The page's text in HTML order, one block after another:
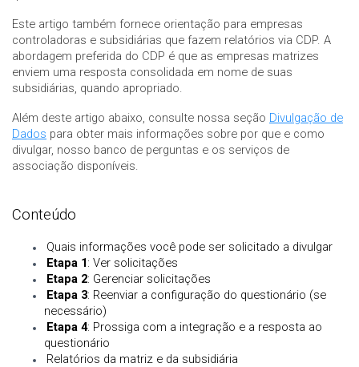
Este artigo também fornece orientação para empresas
controladoras e subsidiárias que fazem relatórios via CDP. A
abordagem preferida do CDP é que as empresas matrizes
enviem uma resposta consolidada em nome de suas
subsidiárias, quando apropriado.
Além deste artigo abaixo, consulte nossa seção Divulgação de
Dados para obter mais informações sobre por que e como
divulgar, nosso banco de perguntas e os serviços de
associação disponíveis.
Conteúdo
Quais informações você pode ser solicitado a divulgar
Etapa 1: Ver solicitações
Etapa 2: Gerenciar solicitações
Etapa 3: Reenviar a configuração do questionário (se
necessário)
Etapa 4: Prossiga com a integração e a resposta ao
questionário
Relatórios da matriz e da subsidiária